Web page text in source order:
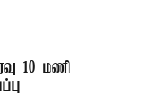
10 மணி